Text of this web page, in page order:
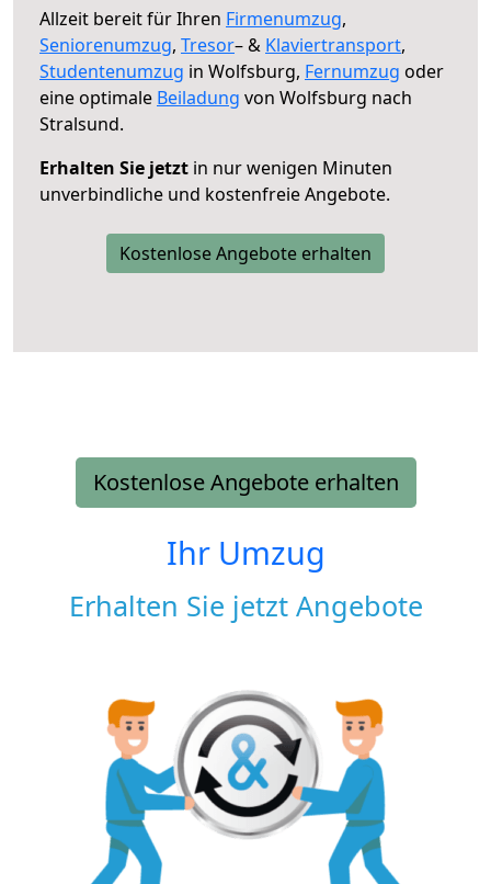
Allzeit bereit für Ihren Firmenumzug,
Seniorenumzug, Tresor– & Klaviertransport,
Studentenumzug in Wolfsburg, Fernumzug oder
eine optimale Beiladung von Wolfsburg nach
Stralsund.
Erhalten Sie jetzt in nur wenigen Minuten
unverbindliche und kostenfreie Angebote.
Kostenlose Angebote erhalten
Kostenlose Angebote erhalten
Ihr Umzug
Erhalten Sie jetzt Angebote